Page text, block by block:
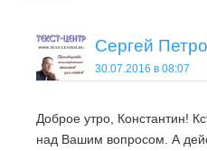
Сергей
30.07.2016 в 08:07
Доброе утро, Константин!
над Вашим вопросом. А